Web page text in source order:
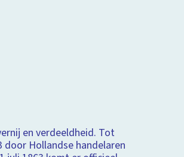
Scrollverhalen
en verdeeldheid. Tot
Hollandse handelaren